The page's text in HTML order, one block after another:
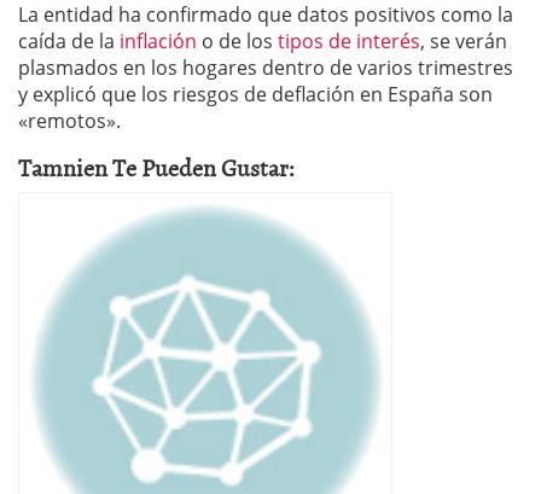
La entidad ha confirmado que datos positivos como la
caída de la inflación o de los tipos de interés, se verán
plasmados en los hogares dentro de varios trimestres
y explicó que los riesgos de deflación en España son
«remotos».
Tamnien Te Pueden Gustar: